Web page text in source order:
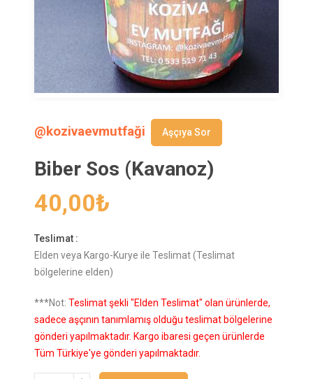
@kozivaevmutfaği Aşçıya Sor
Biber Sos (Kavanoz)
40,00₺
Teslimat :
Elden veya Kargo-Kurye ile Teslimat (Teslimat
bölgelerine elden)
***Not: Teslimat şekli "Elden Teslimat" olan ürünlerde,
sadece aşçının tanımlamış olduğu teslimat bölgelerine
gönderi yapılmaktadır. Kargo ibaresi geçen ürünlerde
Tüm Türkiye'ye gönderi yapılmaktadır.